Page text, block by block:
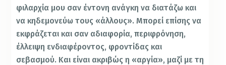
φιλαρχία μου σαν έντονη ανάγκη να διατάζω και
να κηδεμονεύω τους «άλλους». Μπορεί επίσης να
εκφράζεται και σαν αδιαφορία, περιφρόνηση,
έλλειψη ενδιαφέροντος, φροντίδας και
σεβασμού. Και είναι ακριβώς η «αργία», μαζί με τη